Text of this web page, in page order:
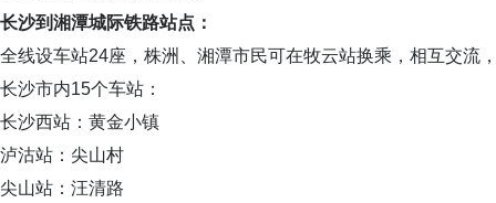
长沙到湘潭城际铁路站点：
全线设车站24座，株洲、湘潭市民可在牧云站换乘，相互交流
长沙市内15个车站：
长沙西站：黄金小镇
泸沽站：尖山村
尖山站：汪清路